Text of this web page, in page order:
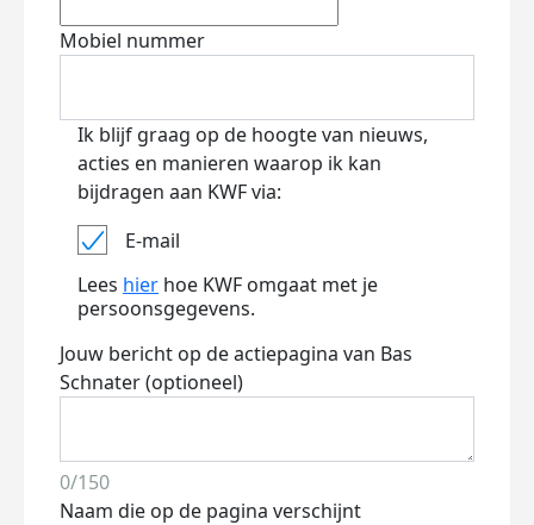
Mobiel nummer
Ik blijf graag op de hoogte van nieuws,
acties en manieren waarop ik kan
bijdragen aan KWF via:
E-mail
Lees hier hoe KWF omgaat met je
persoonsgegevens.
Jouw bericht op de actiepagina van Bas
Schnater (optioneel)
0/150
Naam die op de pagina verschijnt